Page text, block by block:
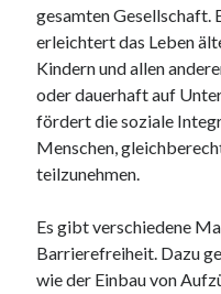
gesamten Gesellschaft.
erleichtert das Leben
Kindern und allen
oder dauerhaft auf
fördert die soziale
Menschen,
teilzunehmen.
Es gibt verschiedene
Barrierefreiheit. Dazu
wie der Einbau von